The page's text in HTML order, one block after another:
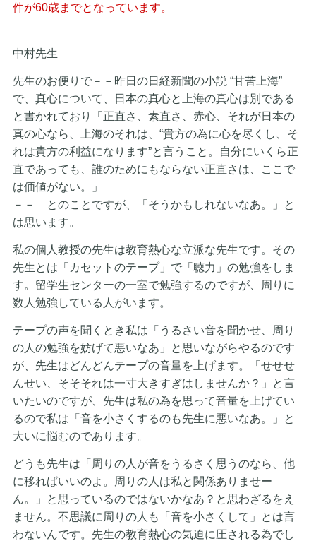
件が60歳までとなっています。
中村先生
先生のお便りで－－昨日の日経新聞の小説 “甘苦上海”
で、真心について、日本の真心と上海の真心は別である
と書かれており「正直さ、素直さ、赤心、それが日本の
真の心なら、上海のそれは、“貴方の為に心を尽くし、そ
れは貴方の利益になります”と言うこと。自分にいくら正
直であっても、誰のためにもならない正直さは、ここで
は価値がない。」
－－ とのことですが、「そうかもしれないなあ。」と
は思います。
私の個人教授の先生は教育熱心な立派な先生です。その
先生とは「カセットのテープ」で「聴力」の勉強をしま
す。留学生センターの一室で勉強するのですが、周りに
数人勉強している人がいます。
テープの声を聞くとき私は「うるさい音を聞かせ、周り
の人の勉強を妨げて悪いなあ」と思いながらやるのです
が、先生はどんどんテープの音量を上げます。「せせせ
んせい、そそそれは一寸大きすぎはしませんか？」と言
いたいのですが、先生は私の為を思って音量を上げてい
るので私は「音を小さくするのも先生に悪いなあ。」と
大いに悩むのであります。
どうも先生は「周りの人が音をうるさく思うのなら、他
に移ればいいのよ。周りの人は私と関係ありませー
ん。」と思っているのではないかなあ？と思わざるをえ
ません。不思議に周りの人も「音を小さくして」とは言
わないんです。先生の教育熱心の気迫に圧される為でし